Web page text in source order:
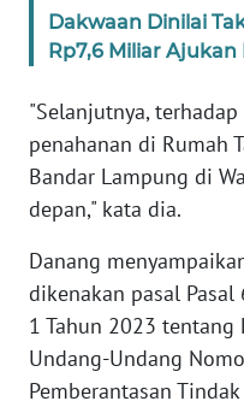
Dakwaan Dinilai
Rp7,6 Miliar Ajukan
"Selanjutnya,
penahanan di Rumah
Bandar Lampung di
depan," kata dia.
Danang
dikenakan pasal
1 Tahun 2023 tentang
Undang-Undang
Pemberantasan
WN
WN
SERAMBI
JAMBI
WN